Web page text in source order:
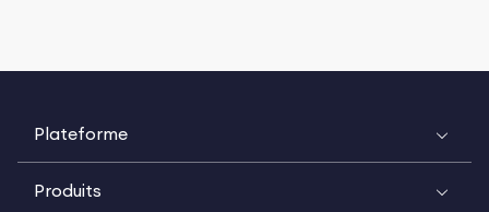
Plateforme
Produits